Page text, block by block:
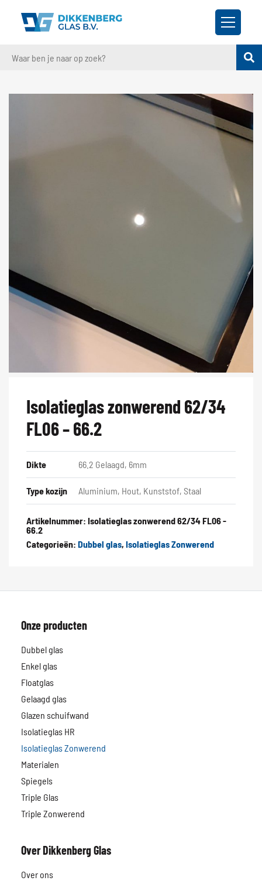
Isolatieglas zonwerend 62/34
FL06 – 66.2
Dikte 66.2 Gelaagd, 6mm
Type kozijn Aluminium, Hout, Kunststof, Staal
Artikelnummer: Isolatieglas zonwerend 62/34 FL06 -
66.2
Categorieën: Dubbel glas, Isolatieglas Zonwerend
Onze producten
Dubbel glas
Enkel glas
Floatglas
Gelaagd glas
Glazen schuifwand
Isolatieglas HR
Isolatieglas Zonwerend
Materialen
Spiegels
Triple Glas
Triple Zonwerend
Over Dikkenberg Glas
Over ons